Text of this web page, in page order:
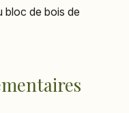
bloc de bois de